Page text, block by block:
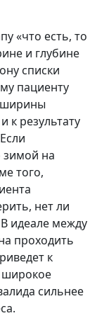
«что есть, то
и глубине
списки
пациенту
ширины
к результату
зимой на
того,
нет ли
идеале между
проходить
к
широкое
сильнее